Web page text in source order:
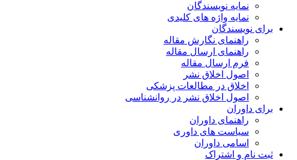
نمایه نویسندگان
نمایه واژه های کلیدی
برای نویسندگان
راهنمای نگارش مقاله
راهنمای ارسال مقاله
فرم ارسال مقاله
اصول اخلاق نشر
اخلاق در مطالعات پزشکی
اصول اخلاق نشر در روانشناسی
برای داوران
راهنمای داوران
سیاست های داوری
اسامی داوران
ثبت نام و اشتراک